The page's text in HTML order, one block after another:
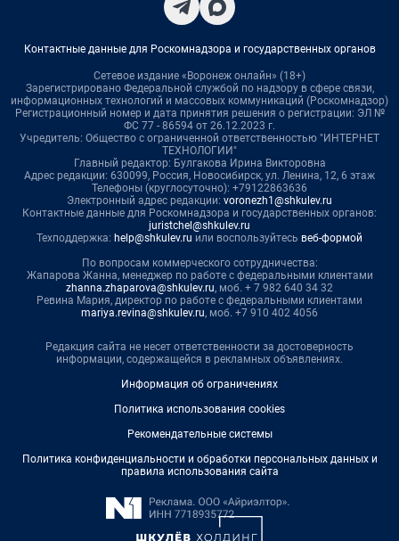
Контактные данные для Роскомнадзора и государственных органов
Сетевое издание «Воронеж онлайн» (18+)
Зарегистрировано Федеральной службой по надзору в сфере связи,
информационных технологий и массовых коммуникаций (Роскомнадзор)
Регистрационный номер и дата принятия решения о регистрации: ЭЛ №
ФС 77 - 86594 от 26.12.2023 г.
Учредитель: Общество с ограниченной ответственностью "ИНТЕРНЕТ
ТЕХНОЛОГИИ"
Главный редактор: Булгакова Ирина Викторовна
Адрес редакции: 630099, Россия, Новосибирск, ул. Ленина, 12, 6 этаж
Телефоны (круглосуточно): +79122863636
Электронный адрес редакции: voronezh1@shkulev.ru
Контактные данные для Роскомнадзора и государственных органов:
juristchel@shkulev.ru
Техподдержка: help@shkulev.ru или воспользуйтесь веб-формой
По вопросам коммерческого сотрудничества:
Жапарова Жанна, менеджер по работе с федеральными клиентами
zhanna.zhaparova@shkulev.ru, моб. + 7 982 640 34 32
Ревина Мария, директор по работе с федеральными клиентами
mariya.revina@shkulev.ru, моб. +7 910 402 4056
Редакция сайта не несет ответственности за достоверность
информации, содержащейся в рекламных объявлениях.
Информация об ограничениях
Политика использования cookies
Рекомендательные системы
Политика конфиденциальности и обработки персональных данных и
правила использования сайта